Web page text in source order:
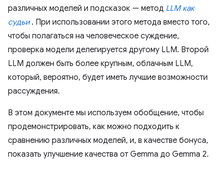
различных моделей и подсказок — метод LLM как
судьи. При использовании этого метода вместо того,
чтобы полагаться на человеческое суждение,
проверка модели делегируется другому LLM. Второй
LLM должен быть более крупным, облачным LLM,
который, вероятно, будет иметь лучшие возможности
рассуждения.
В этом документе мы используем обобщение, чтобы
продемонстрировать, как можно подходить к
сравнению различных моделей, и, в качестве бонуса,
показать улучшение качества от Gemma до Gemma 2.